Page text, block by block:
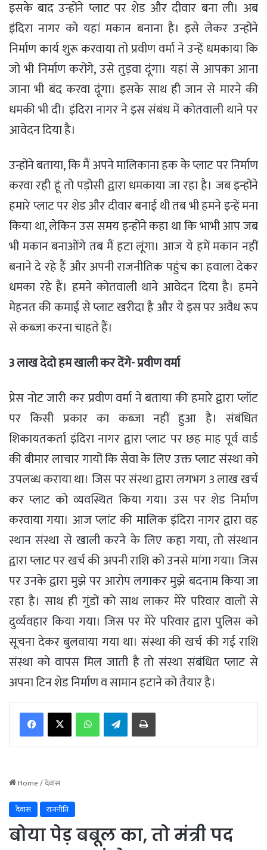
इसके बाद उन्होंने प्लाट पर शेड और दीवार बना ली। अब
इंदिरा नागर को यहां मकान बनाना है। इसे लेकर उन्होंने
निर्माण कार्य शुरू करवाया तो प्रवीण वर्मा ने उन्हें धमकाया कि
जो भी निर्माण करोंगे, उसे तुड़वा दूंगा। यहां से आपका आना
जाना भी बंद करवा दूंगा। इसके साथ ही जान से मारने की
धमकी भी दी। इंदिरा नागर ने इस संबंध में कोतवाली थाने पर
आवेदन दिया है।
उन्होंने बताया, कि मैं अपने मालिकाना हक के प्लाट पर निर्माण
करवा रही हूं तो पड़ोसी द्वारा धमकाया जा रहा है। जब इन्होंने
हमारे प्लाट पर शेड और दीवार बनाई थी तब भी हमने इन्हें मना
किया था, लेकिन उस समय इन्होंने कहा था कि भाभी आप जब
भी मकान बनाओंगे तब मैं हटा लूंगा। आज ये हमें मकान नहीं
बनाने दे रहे हैं और अपनी राजनीतिक पहुंच का हवाला देकर
धमका रहे हैं। हमने कोतवाली थाने आवेदन दिया है। हमने
मेहनत की कमाई से प्लाट खरीदा है और ये इस पर अवैध रूप
से कब्जा करना चाहते हैं।
3 लाख देदो हम खाली कर देंगे- प्रवीण वर्मा
प्रेस नोट जारी कर प्रवीण वर्मा ने बताया की हमारे द्वारा प्लॉट
पर किसी प्रकार का कब्जा नहीं हुआ है। संबंधित
शिकायतकर्ता इंदिरा नागर द्वारा प्लाट पर छह माह पूर्व वार्ड
की बीमार लाचार गायों कि सेवा के लिए उक्त प्लाट संस्था को
उपलब्ध कराया था। जिस पर संस्था द्वारा लगभग 3 लाख खर्च
कर प्लाट को व्यवस्थित किया गया। उस पर शेड निर्माण
करवाया गया। आज प्लांट की मालिक इंदिरा नागर द्वारा वह
स्थान संस्था से खाली करने के लिए कहा गया, तो संस्थान
द्वारा प्लाट पर खर्च की अपनी राशि को उनसे मांगा गया। जिस
पर उनके द्वारा मुझे पर आरोप लगाकर मुझे बदनाम किया जा
रहा है। साथ ही गुंडों को साथ लाकर मेरे परिवार वालों से
दुर्व्यवहार किया गया। जिस पर मेरे परिवार द्वारा पुलिस को
सूचना देकर बुलवाया गया था। संस्था की खर्च की गई राशि
संस्था को वापस मिल जाती है तो संस्था संबंधित प्लाट से
अपना टिन शेड निर्माण व सामान हटाने को तैयार है।
Telegram